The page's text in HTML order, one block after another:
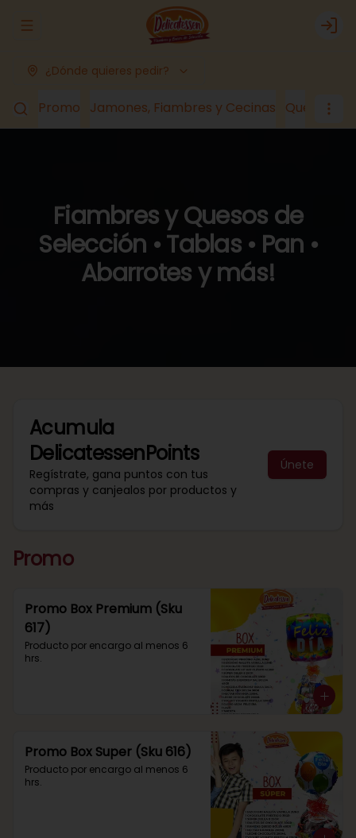
Abrir menu de navegación Login
¿Dónde quieres pedir?
Promo Jamones, Fiambres y Cecinas Quesos
Fiambres y Quesos de
Selección • Tablas • Pan •
Abarrotes y más!
Acumula
DelicatessenPoints
Regístrate, gana puntos con tus
compras y canjealos por productos y
más
Únete
Promo
Promo Box Premium (Sku
617)
Producto por encargo al menos 6
hrs.
Promo Box Super (Sku 616)
Producto por encargo al menos 6
hrs.